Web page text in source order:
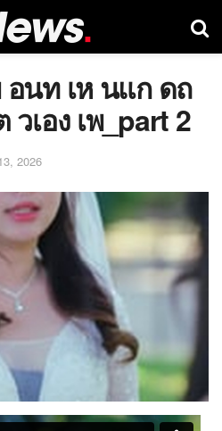
อนท เห นแก ดถ
เอง เพ_part 2
2026